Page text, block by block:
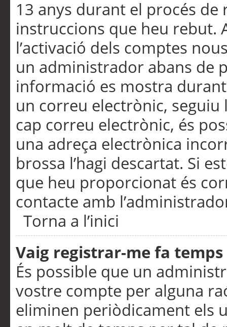
13 anys durant el procés de
instruccions que heu rebut.
l’activació dels comptes
un administrador abans de
informació es mostra
un correu electrònic,
cap correu electrònic, és
una adreça electrònica
brossa l’hagi descartat. Si
que heu proporcionat és
contacte amb
Torna a l’inici
Vaig registrar-me fa
És possible que un
vostre compte per alguna
eliminen periòdicament els